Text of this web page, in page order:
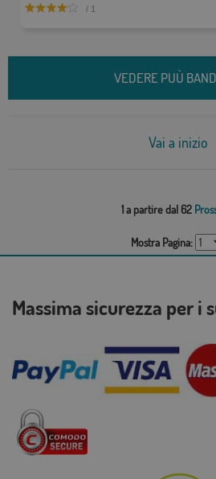
/ 1
VEDERE PUÙ
Vai a inizio
1 a partire dal 62
Mostra Pagina:
Massima sicurezza per i